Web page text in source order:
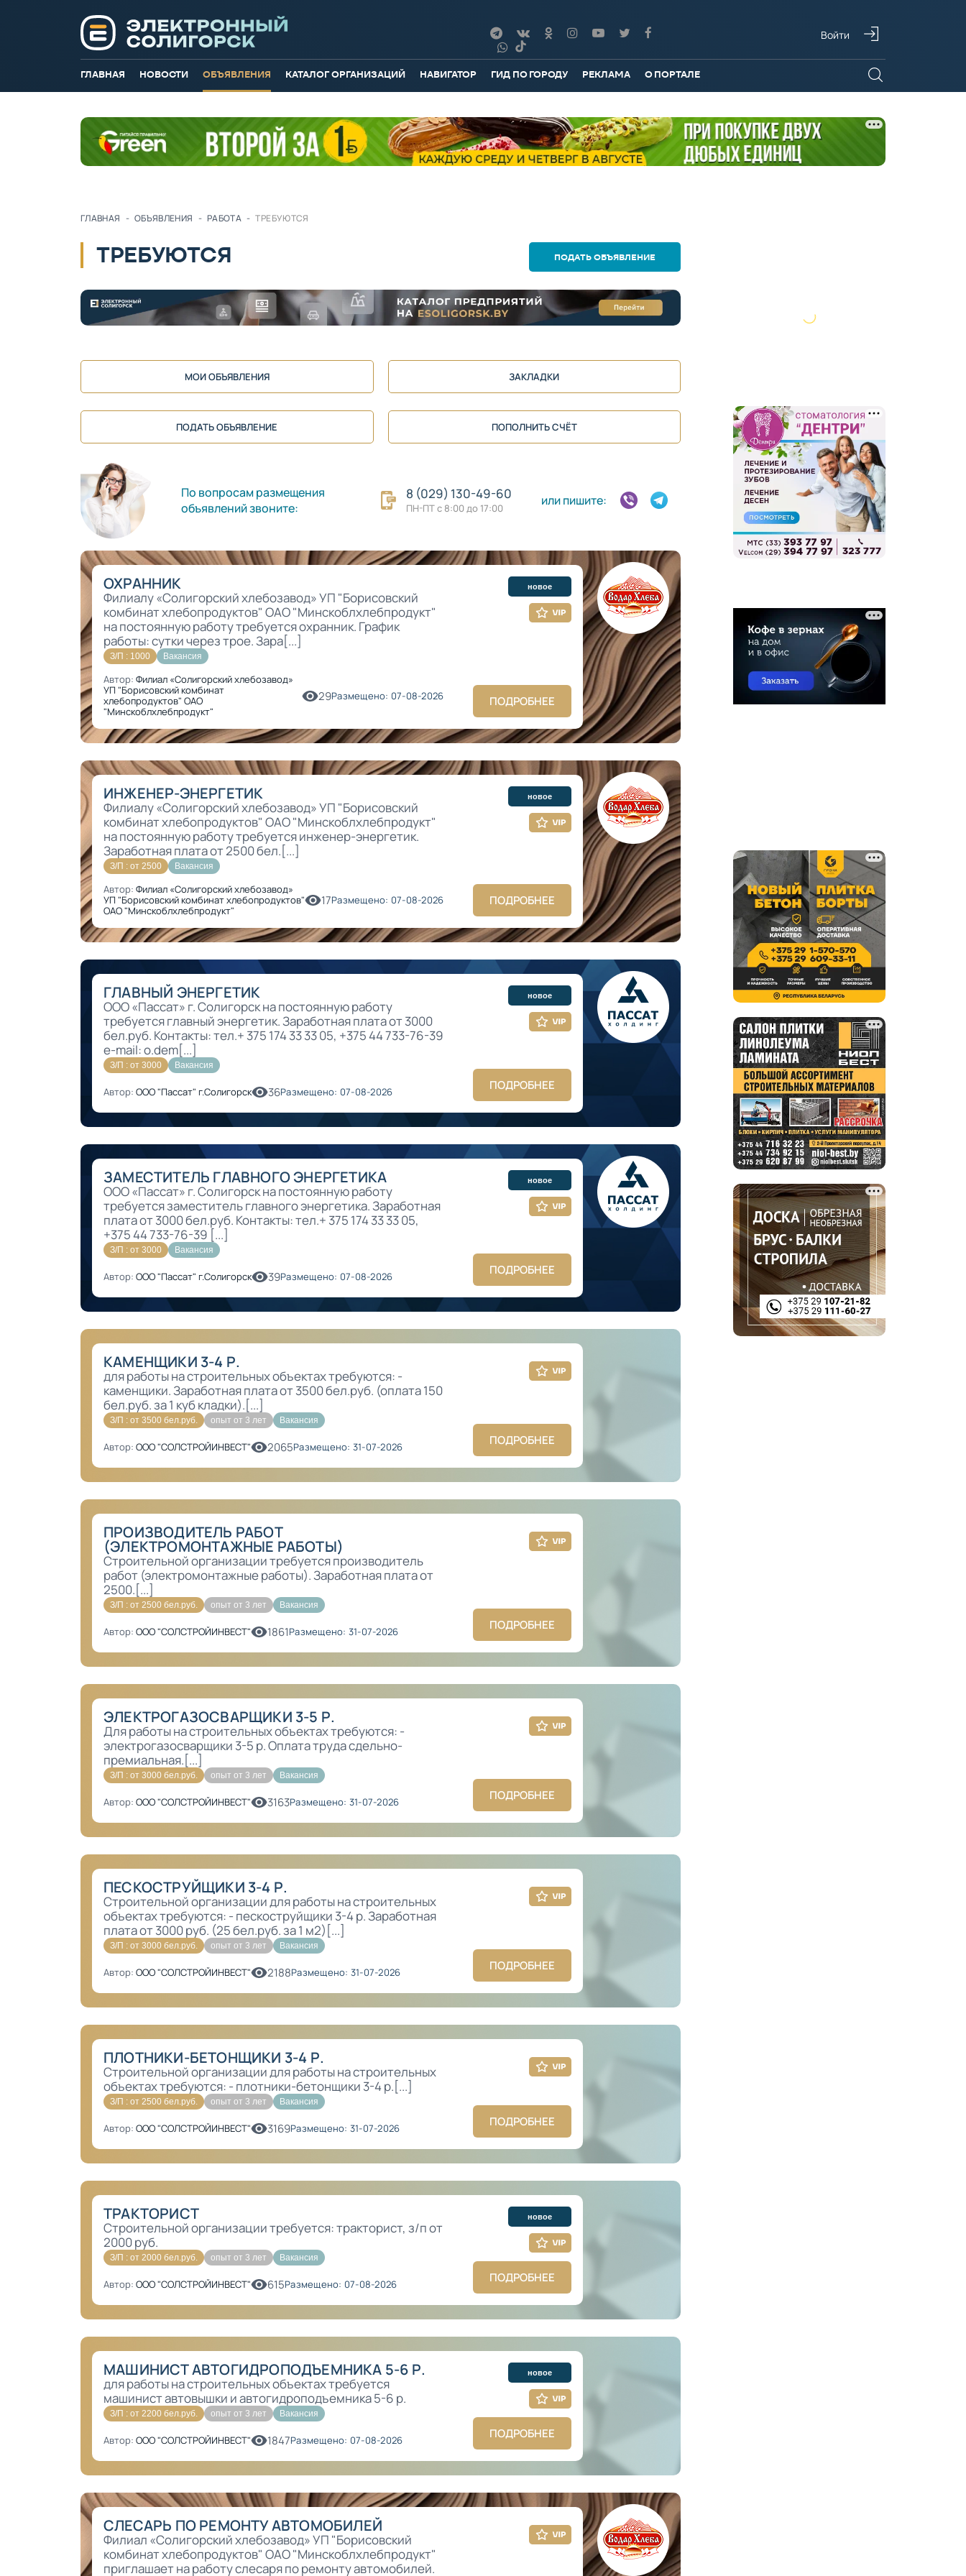
Войти
ГЛАВНАЯ НОВОСТИ ОБЪЯВЛЕНИЯ КАТАЛОГ ОРГАНИЗАЦИЙ НАВИГАТОР ГИД ПО ГОРОДУ РЕКЛАМА О ПОРТАЛЕ
ГЛАВНАЯ - ОБЪЯВЛЕНИЯ - РАБОТА - ТРЕБУЮТСЯ
ТРЕБУЮТСЯ ПОДАТЬ ОБЪЯВЛЕНИЕ
МОИ ОБЪЯВЛЕНИЯ ЗАКЛАДКИ
ПОДАТЬ ОБЪЯВЛЕНИЕ ПОПОЛНИТЬ СЧЁТ
По вопросам размещения
объявлений звоните:
8 (029) 130-49-60
ПН-ПТ с 8:00 до 17:00
или пишите:
ОХРАННИК
Филиалу «Солигорский хлебозавод» УП "Борисовский
комбинат хлебопродуктов" ОАО "Минскоблхлебпродукт"
на постоянную работу требуется охранник. График
работы: сутки через трое. Зара[...]
З/П : 1000 Вакансия
Автор: Филиал «Солигорский хлебозавод»
УП "Борисовский комбинат
хлебопродуктов" ОАО
"Минскоблхлебпродукт"
29Размещено: 07-08-2026
новое
ПОДРОБНЕЕ
ИНЖЕНЕР-ЭНЕРГЕТИК
Филиалу «Солигорский хлебозавод» УП "Борисовский
комбинат хлебопродуктов" ОАО "Минскоблхлебпродукт"
на постоянную работу требуется инженер-энергетик.
Заработная плата от 2500 бел.[...]
З/П : от 2500 Вакансия
Автор: Филиал «Солигорский хлебозавод»
УП "Борисовский комбинат хлебопродуктов"
ОАО "Минскоблхлебпродукт"
17Размещено: 07-08-2026
новое
ПОДРОБНЕЕ
ГЛАВНЫЙ ЭНЕРГЕТИК
ООО «Пассат» г. Солигорск на постоянную работу
требуется главный энергетик. Заработная плата от 3000
бел.руб. Контакты: тел.+ 375 174 33 33 05, +375 44 733-76-39
e-mail: o.dem[...]
З/П : от 3000 Вакансия
Автор: ООО "Пассат" г.Солигорск 36Размещено: 07-08-2026
новое
ПОДРОБНЕЕ
ЗАМЕСТИТЕЛЬ ГЛАВНОГО ЭНЕРГЕТИКА
ООО «Пассат» г. Солигорск на постоянную работу
требуется заместитель главного энергетика. Заработная
плата от 3000 бел.руб. Контакты: тел.+ 375 174 33 33 05,
+375 44 733-76-39 [...]
З/П : от 3000 Вакансия
Автор: ООО "Пассат" г.Солигорск 39Размещено: 07-08-2026
новое
ПОДРОБНЕЕ
КАМЕНЩИКИ 3-4 Р.
для работы на строительных объектах требуются: -
каменщики. Заработная плата от 3500 бел.руб. (оплата 150
бел.руб. за 1 куб кладки).[...]
З/П : от 3500 бел.руб. опыт от 3 лет Вакансия
Автор: ООО "СОЛСТРОЙИНВЕСТ" 2065Размещено: 31-07-2026 ПОДРОБНЕЕ
ПРОИЗВОДИТЕЛЬ РАБОТ
(ЭЛЕКТРОМОНТАЖНЫЕ РАБОТЫ)
Строительной организации требуется производитель
работ (электромонтажные работы). Заработная плата от
2500.[...]
З/П : от 2500 бел.руб. опыт от 3 лет Вакансия
Автор: ООО "СОЛСТРОЙИНВЕСТ" 1861Размещено: 31-07-2026 ПОДРОБНЕЕ
ЭЛЕКТРОГАЗОСВАРЩИКИ 3-5 Р.
Для работы на строительных объектах требуются: -
электрогазосварщики 3-5 р. Оплата труда сдельно-
премиальная.[...]
З/П : от 3000 бел.руб. опыт от 3 лет Вакансия
Автор: ООО "СОЛСТРОЙИНВЕСТ" 3163Размещено: 31-07-2026 ПОДРОБНЕЕ
ПЕСКОСТРУЙЩИКИ 3-4 Р.
Строительной организации для работы на строительных
объектах требуются: - пескоструйщики 3-4 р. Заработная
плата от 3000 руб. (25 бел.руб. за 1 м2)[...]
З/П : от 3000 бел.руб. опыт от 3 лет Вакансия
Автор: ООО "СОЛСТРОЙИНВЕСТ" 2188Размещено: 31-07-2026 ПОДРОБНЕЕ
ПЛОТНИКИ-БЕТОНЩИКИ 3-4 Р.
Строительной организации для работы на строительных
объектах требуются: - плотники-бетонщики 3-4 р.[...]
З/П : от 2500 бел.руб. опыт от 3 лет Вакансия
Автор: ООО "СОЛСТРОЙИНВЕСТ" 3169Размещено: 31-07-2026 ПОДРОБНЕЕ
ТРАКТОРИСТ
Строительной организации требуется: тракторист, з/п от
2000 руб.
З/П : от 2000 бел.руб. опыт от 3 лет Вакансия
Автор: ООО "СОЛСТРОЙИНВЕСТ" 615Размещено: 07-08-2026
новое
ПОДРОБНЕЕ
МАШИНИСТ АВТОГИДРОПОДЪЕМНИКА 5-6 Р.
для работы на строительных объектах требуется
машинист автовышки и автогидроподъемника 5-6 р.
З/П : от 2200 бел.руб. опыт от 3 лет Вакансия
Автор: ООО "СОЛСТРОЙИНВЕСТ" 1847Размещено: 07-08-2026
новое
ПОДРОБНЕЕ
СЛЕСАРЬ ПО РЕМОНТУ АВТОМОБИЛЕЙ
Филиал «Солигорский хлебозавод» УП "Борисовский
комбинат хлебопродуктов" ОАО "Минскоблхлебпродукт"
приглашает на работу слесаря по ремонту автомобилей.